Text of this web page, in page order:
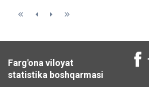
Farg'ona viloyat
statistika boshqarmasi